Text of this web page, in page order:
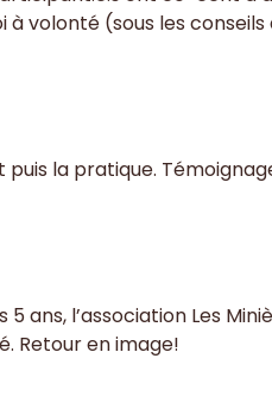
volonté (sous les conseils
la pratique.
ans, l’association Les
Retour en image!